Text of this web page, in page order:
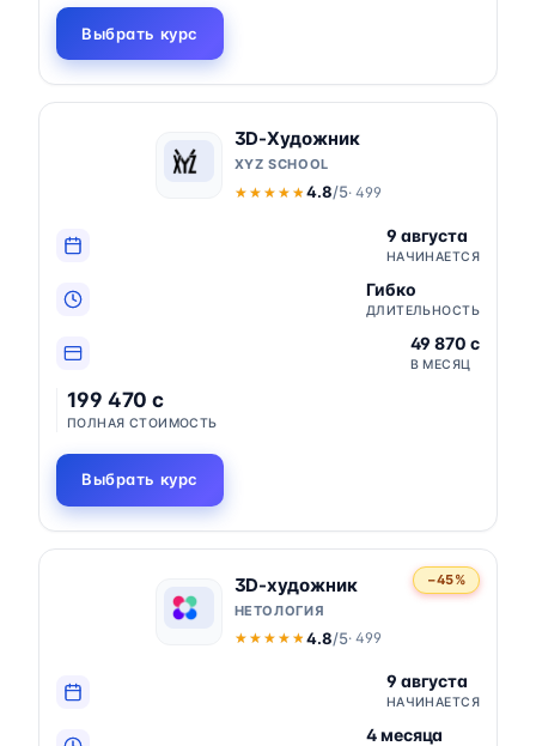
Выбрать курс
3D-Художник
XYZ SCHOOL
★★★★★
★★★★★ 4.8/5· 499
9 августа
НАЧИНАЕТСЯ
Гибко
ДЛИТЕЛЬНОСТЬ
49 870 c
В МЕСЯЦ
199 470 c
ПОЛНАЯ СТОИМОСТЬ
Выбрать курс
−45%
3D-художник
НЕТОЛОГИЯ
★★★★★
★★★★★ 4.8/5· 499
9 августа
НАЧИНАЕТСЯ
4 месяца